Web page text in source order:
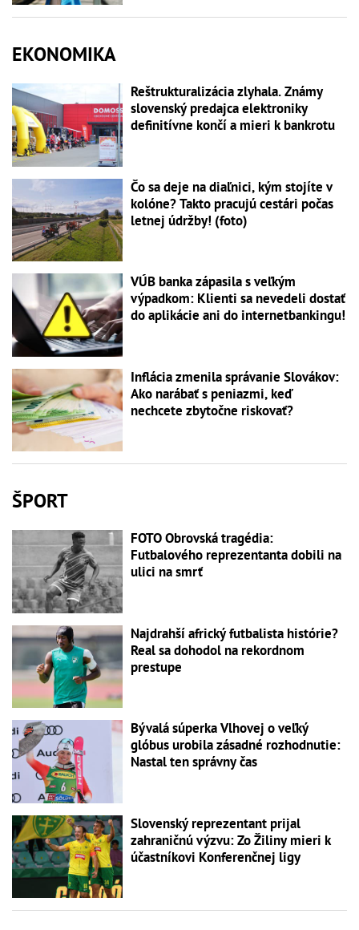
EKONOMIKA
Reštrukturalizácia zlyhala. Známy
slovenský predajca elektroniky
definitívne končí a mieri k bankrotu
Čo sa deje na diaľnici, kým stojíte v
kolóne? Takto pracujú cestári počas
letnej údržby! (foto)
VÚB banka zápasila s veľkým
výpadkom: Klienti sa nevedeli dostať
do aplikácie ani do internetbankingu!
Inflácia zmenila správanie Slovákov:
Ako narábať s peniazmi, keď
nechcete zbytočne riskovať?
ŠPORT
FOTO Obrovská tragédia:
Futbalového reprezentanta dobili na
ulici na smrť
Najdrahší africký futbalista histórie?
Real sa dohodol na rekordnom
prestupe
Bývalá súperka Vlhovej o veľký
glóbus urobila zásadné rozhodnutie:
Nastal ten správny čas
Slovenský reprezentant prijal
zahraničnú výzvu: Zo Žiliny mieri k
účastníkovi Konferenčnej ligy